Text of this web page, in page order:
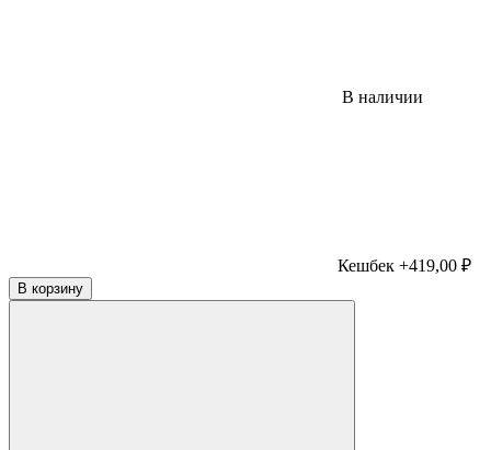
В наличии
Кешбек +419,00 ₽
В корзину